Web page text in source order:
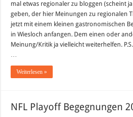
in
mal etwas regionaler zu bloggen (scheint
geben, der hier Meinungen zu regionalen
jetzt mit einem kleinen gastronomischen
in Wiesloch anfangen. Dem einen oder
Meinung/Kritik ja vielleicht weiterhelfen.
…
Weiterlesen »
NFL Playoff Begegnungen